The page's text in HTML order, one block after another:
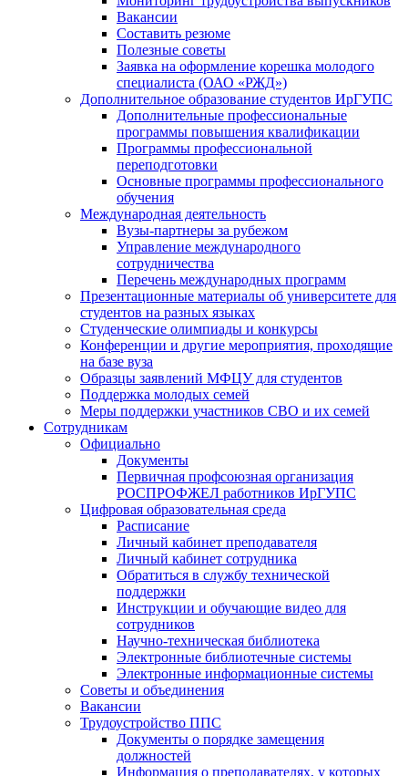
Вакансии
Составить резюме
Полезные советы
Заявка на оформление корешка молодого
специалиста (ОАО «РЖД»)
Дополнительное образование студентов ИрГУПС
Дополнительные профессиональные
программы повышения квалификации
Программы профессиональной
переподготовки
Основные программы профессионального
обучения
Международная деятельность
Вузы-партнеры за рубежом
Управление международного
сотрудничества
Перечень международных программ
Презентационные материалы об университете для
студентов на разных языках
Студенческие олимпиады и конкурсы
Конференции и другие мероприятия, проходящие
на базе вуза
Образцы заявлений МФЦУ для студентов
Поддержка молодых семей
Меры поддержки участников СВО и их семей
Сотрудникам
Официально
Документы
Первичная профсоюзная организация
РОСПРОФЖЕЛ работников ИрГУПС
Цифровая образовательная среда
Расписание
Личный кабинет преподавателя
Личный кабинет сотрудника
Обратиться в службу технической
поддержки
Инструкции и обучающие видео для
сотрудников
Научно-техническая библиотека
Электронные библиотечные системы
Электронные информационные системы
Советы и объединения
Вакансии
Трудоустройство ППС
Документы о порядке замещения
должностей
Информация о преподавателях, у которых